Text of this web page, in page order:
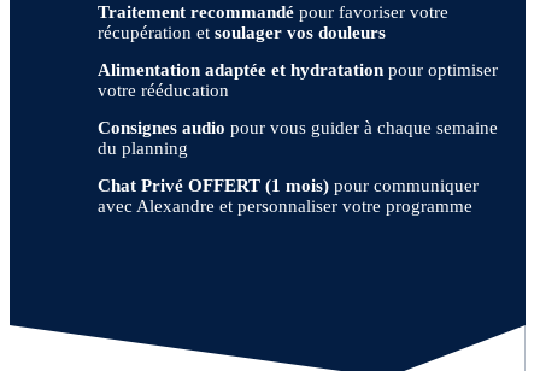
Traitement recommandépour favoriser votre
récupération et soulager vos douleurs
Alimentation adaptée et hydratationpour optimiser
votre rééducation
Consignes audio pour vous guider à chaque semaine
du planning
Chat Privé OFFERT (1 mois)pour communiquer
avec Alexandre et personnaliser votre programme